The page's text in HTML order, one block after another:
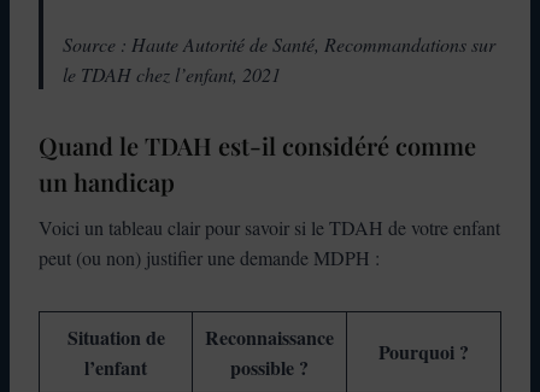
Source : Haute Autorité de Santé, Recommandations sur
le TDAH chez l’enfant, 2021
Quand le TDAH est-il considéré comme
un handicap
Voici un tableau clair pour savoir si le TDAH de votre enfant
peut (ou non) justifier une demande MDPH :
Situation de
l’enfant
Reconnaissance
possible ?
Pourquoi ?